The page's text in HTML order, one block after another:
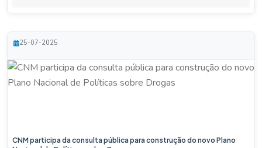
25-07-2025
CNM participa da consulta pública para construção do novo Plano